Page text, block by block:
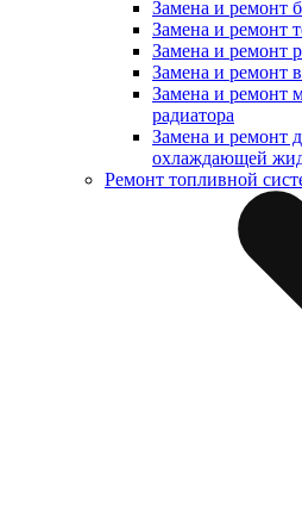
Замена и ремонт
Замена и ремонт
Замена и ремонт
Замена и ремонт
Замена и ремонт
радиатора
Замена и ремонт
охлаждающей
Ремонт топливной